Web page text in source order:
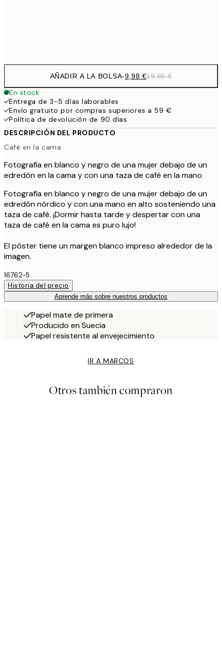
AÑADIR A LA BOLSA-9,98 €19,95 €
En stock
Entrega de 3-5 días laborables
Envío gratuito por compras superiores a 59 €
Política de devolución de 90 días
DESCRIPCIÓN DEL PRODUCTO
Café en la cama
Fotografía en blanco y negro de una mujer debajo de un
edredón en la cama y con una taza de café en la mano
Fotografía en blanco y negro de una mujer debajo de un
edredón nórdico y con una mano en alto sosteniendo una
taza de café. ¡Dormir hasta tarde y despertar con una
taza de café en la cama es puro lujo!
El póster tiene un margen blanco impreso alrededor de la
imagen.
16762-5
Historia del precio
Aprende más sobre nuestros productos
Papel mate de primera
Producido en Suecia
Papel resistente al envejecimiento
IR A MARCOS
Otros también compraron